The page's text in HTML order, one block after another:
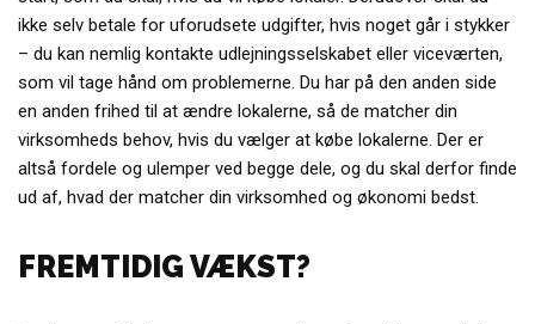
ikke selv betale for uforudsete udgifter, hvis noget går i stykker
– du kan nemlig kontakte udlejningsselskabet eller viceværten,
som vil tage hånd om problemerne. Du har på den anden side
en anden frihed til at ændre lokalerne, så de matcher din
virksomheds behov, hvis du vælger at købe lokalerne. Der er
altså fordele og ulemper ved begge dele, og du skal derfor finde
ud af, hvad der matcher din virksomhed og økonomi bedst.
FREMTIDIG VÆKST?